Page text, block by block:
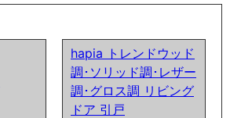
hapia トレンドウッド
調･ソリッド調･レザー
調･グロス調 リビング
ドア 引戸